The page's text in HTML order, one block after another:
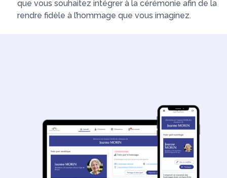
que vous souhaitez intégrer à la cérémonie afin de la
rendre fidèle à l’hommage que vous imaginez.